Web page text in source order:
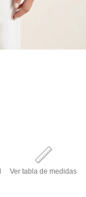
Ver tabla de medidas